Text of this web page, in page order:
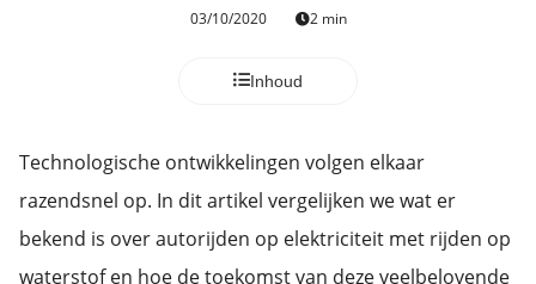
03/10/2020 2 min
Inhoud
Technologische ontwikkelingen volgen elkaar
razendsnel op. In dit artikel vergelijken we wat er
bekend is over autorijden op elektriciteit met rijden op
waterstof en hoe de toekomst van deze veelbelovende